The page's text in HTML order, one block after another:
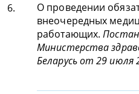
6.
О проведении
внеочередных
работающих.
Министерства
Беларусь от 29 июля